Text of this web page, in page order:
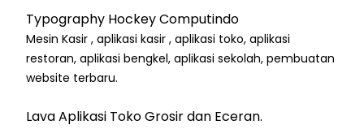
Typography Hockey Computindo
Mesin Kasir , aplikasi kasir , aplikasi toko, aplikasi
restoran, aplikasi bengkel, aplikasi sekolah, pembuatan
website terbaru.
Lava Aplikasi Toko Grosir dan Eceran.